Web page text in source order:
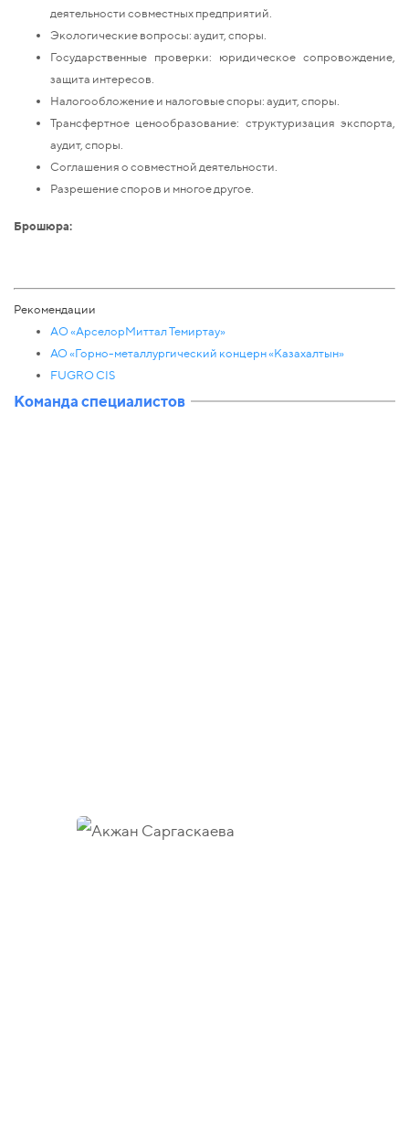
деятельности совместных предприятий.
Экологические вопросы: аудит, споры.
Государственные проверки: юридическое сопровождение,
защита интересов.
Налогообложение и налоговые споры: аудит, споры.
Трансфертное ценообразование: структуризация экспорта,
аудит, споры.
Соглашения о совместной деятельности.
Разрешение споров и многое другое.
Брошюра:
Рекомендации
AО «АрселорМиттал Темиртау»
АО «Горно-металлургический концерн «Казахалтын»
FUGRO CIS
Команда специалистов